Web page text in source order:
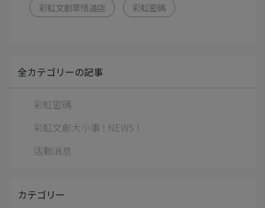
彩虹文創草悟道店 彩虹密碼
全カテゴリーの記事
彩虹密碼
彩虹文創大小事 ! NEWS !
活動消息
カテゴリー